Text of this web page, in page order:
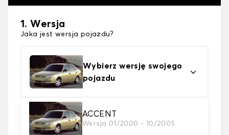
1. Wersja
Jaka jest wersja pojazdu?
Wybierz wersję swojego
pojazdu
ACCENT
Wersja 01/2000 - 10/2005
2. Materiał
wybierz materiał dywanika samochodowego